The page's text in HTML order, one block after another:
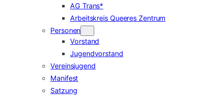
AG Trans*
Arbeitskreis Queeres Zentrum
Personen
Vorstand
Jugendvorstand
Vereinsjugend
Manifest
Satzung